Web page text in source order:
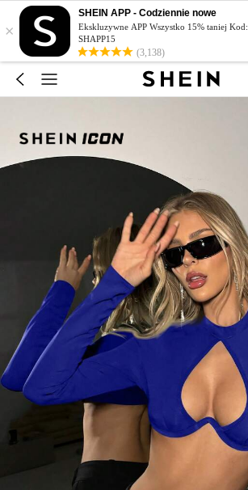
×
SHEIN APP - Codziennie nowe
Ekskluzywne APP Wszystko 15% taniej Kod:
SHAPP15
(3,138)